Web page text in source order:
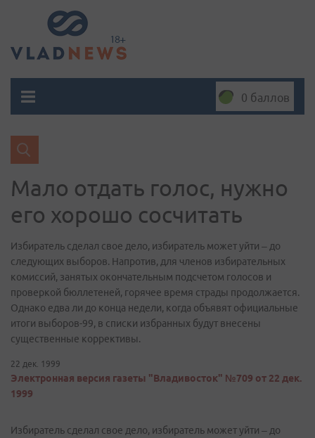
0 баллов
Мало отдать голос, нужно
его хорошо сосчитать
Избиратель сделал свое дело, избиратель может уйти – до
следующих выборов. Напротив, для членов избирательных
комиссий, занятых окончательным подсчетом голосов и
проверкой бюллетеней, горячее время страды продолжается.
Однако едва ли до конца недели, когда объявят официальные
итоги выборов-99, в списки избранных будут внесены
существенные коррективы.
22 дек. 1999
Электронная версия газеты "Владивосток" №709 от 22 дек.
1999
Избиратель сделал свое дело, избиратель может уйти – до